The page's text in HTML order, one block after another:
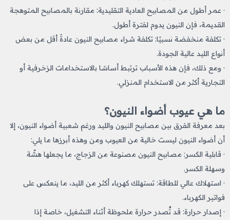
· عمر أطول من المصابيح العادية التقليدية: مقارنة بالمصابيح المتوهجة
القديمة، فإن النيون يدوم لفترة أطول.
· تكلفة منخفضة نسبيًا: تكلفة شراء مصابيح النيون عادةً أقل من بعض
أنواع الليد عالية الجودة.
· ومع ذلك، فإن هذه الأسباب ترتبط أساسًا بالاستخدامات الزخرفية أو
التجارية أكثر من الاستخدام المنزلي.
ما هي عيوب أضواء النيون؟
بعد معرفة الفرق بين مصابيح النيون والليد ورغم شعبية أضواء النيون، إلا
أن أضواء النيون ليست خالية من العيوب ومن وهذه أبرزها ما يلي:
· قابلية الكسر: مصابيح النيون مصنوعة من الزجاج، ما يجعلها هشّة
وسهلة الكسر.
· استهلاك عالي للطاقة: تستهلك كهرباء أكثر من الليد، ما ينعكس على
فواتير الكهرباء.
· إصدار حرارة: قد تُصدر حرارة ملحوظة أثناء التشغيل، خاصة إذا